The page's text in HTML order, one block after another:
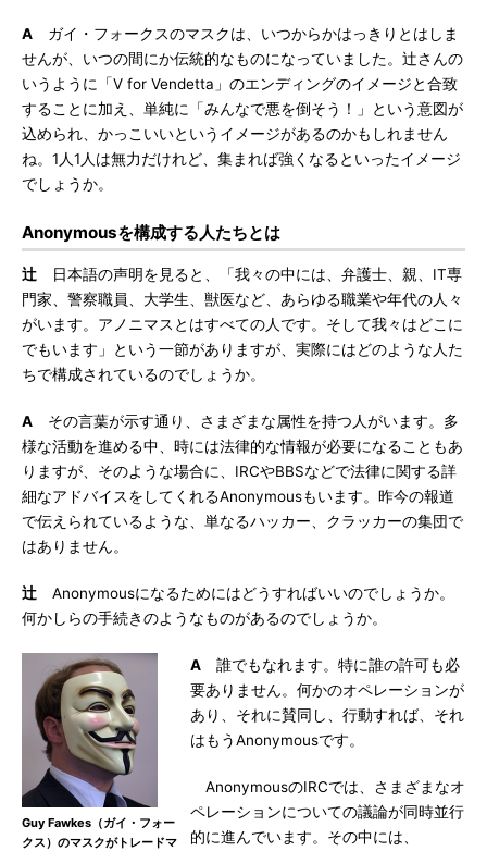
A ガイ・フォークスのマスクは、いつからかはっきりとはしま
せんが、いつの間にか伝統的なものになっていました。辻さんの
いうように「V for Vendetta」のエンディングのイメージと合致
することに加え、単純に「みんなで悪を倒そう！」という意図が
込められ、かっこいいというイメージがあるのかもしれません
ね。1人1人は無力だけれど、集まれば強くなるといったイメージ
でしょうか。
Anonymousを構成する人たちとは
辻 日本語の声明を見ると、「我々の中には、弁護士、親、IT専
門家、警察職員、大学生、獣医など、あらゆる職業や年代の人々
がいます。アノニマスとはすべての人です。そして我々はどこに
でもいます」という一節がありますが、実際にはどのような人た
ちで構成されているのでしょうか。
A その言葉が示す通り、さまざまな属性を持つ人がいます。多
様な活動を進める中、時には法律的な情報が必要になることもあ
りますが、そのような場合に、IRCやBBSなどで法律に関する詳
細なアドバイスをしてくれるAnonymousもいます。昨今の報道
で伝えられているような、単なるハッカー、クラッカーの集団で
はありません。
辻 Anonymousになるためにはどうすればいいのでしょうか。
何かしらの手続きのようなものがあるのでしょうか。
Guy Fawkes（ガイ・フォー
クス）のマスクがトレードマ
A 誰でもなれます。特に誰の許可も必
要ありません。何かのオペレーションが
あり、それに賛同し、行動すれば、それ
はもうAnonymousです。
AnonymousのIRCでは、さまざまなオ
ペレーションについての議論が同時並行
的に進んでいます。その中には、